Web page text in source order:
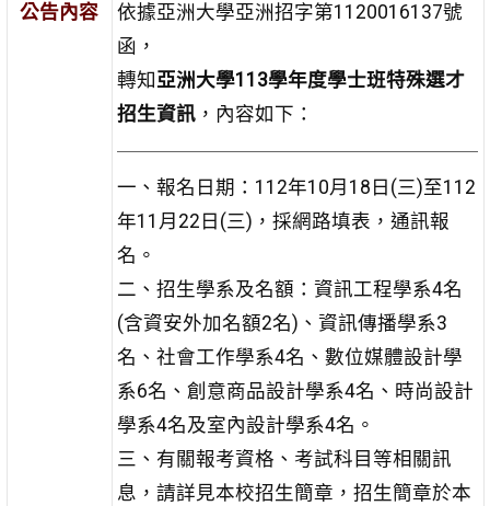
公告內容
依據亞洲大學亞洲招字第1120016137號
函，
轉知 亞洲大學113學年度學士班特殊選才
招生資訊，內容如下：
一、報名日期：112年10月18日(三)至112
年11月22日(三)，採網路填表，通訊報
名。
二、招生學系及名額：資訊工程學系4名
(含資安外加名額2名)、資訊傳播學系3
名、社會工作學系4名、數位媒體設計學
系6名、創意商品設計學系4名、時尚設計
學系4名及室內設計學系4名。
三、有關報考資格、考試科目等相關訊
息，請詳見本校招生簡章，招生簡章於本